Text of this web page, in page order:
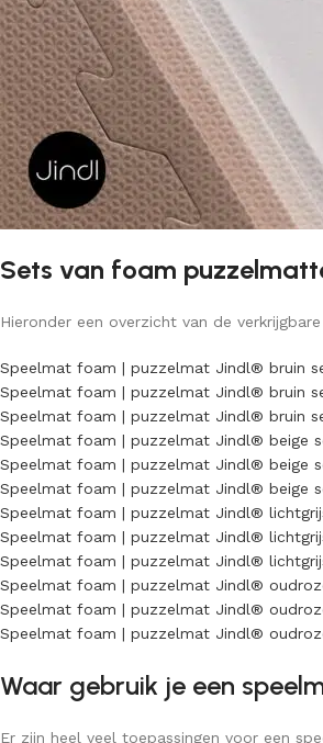
Sets van foam
Hieronder een overzicht van de
Speelmat foam | puzzelmat Jindl® bruin
Speelmat foam | puzzelmat Jindl® bruin
Speelmat foam | puzzelmat Jindl® bruin
Speelmat foam | puzzelmat Jindl® beige
Speelmat foam | puzzelmat Jindl® beige
Speelmat foam | puzzelmat Jindl® beige
Speelmat foam | puzzelmat Jindl®
Speelmat foam | puzzelmat Jindl®
Speelmat foam | puzzelmat Jindl®
Speelmat foam | puzzelmat Jindl®
Speelmat foam | puzzelmat Jindl®
Speelmat foam | puzzelmat Jindl®
Waar gebruik je een
Er zijn heel veel toepassingen voor een